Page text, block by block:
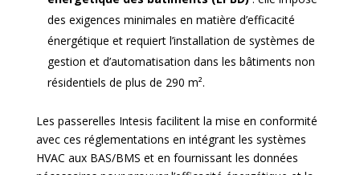
des exigences minimales en matière d’efficacité
énergétique et requiert l’installation de systèmes de
gestion et d’automatisation dans les bâtiments non
résidentiels de plus de 290 m².
Les passerelles Intesis facilitent la mise en conformité
avec ces réglementations en intégrant les systèmes
HVAC aux BAS/BMS et en fournissant les données